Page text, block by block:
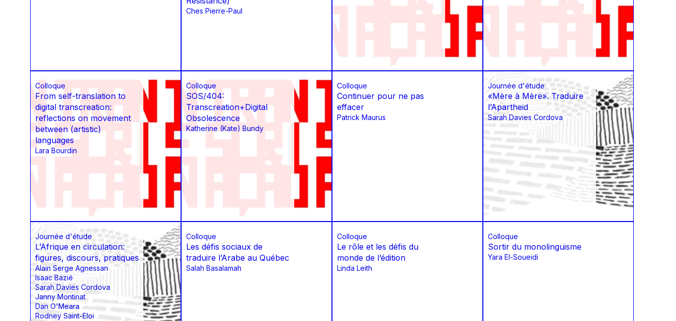
Ches Pierre-Paul
Colloque
From self-translation to
digital transcreation:
reflections on movement
between (artistic)
languages
Lara Bourdin
Colloque
SOS/404:
Transcreation+Digital
Obsolescence
Katherine (Kate) Bundy
Colloque
Continuer pour ne pas
effacer
Patrick Maurus
Journée d'étude
«Mère à Mère». Traduire
l’Apartheid
Sarah Davies Cordova
Journée d'étude
L’Afrique en circulation:
figures, discours, pratiques
Alain Serge Agnessan
Isaac Bazié
Sarah Davies Cordova
Janny Montinat
Dan O'Meara
Rodney Saint-Eloi
Colloque
Les défis sociaux de
traduire l’Arabe au Québec
Salah Basalamah
Colloque
Le rôle et les défis du
monde de l’édition
Linda Leith
Colloque
Sortir du monolinguisme
Yara El-Soueidi